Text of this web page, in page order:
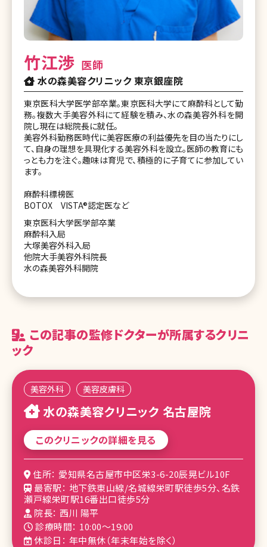
竹江渉 医師
水の森美容クリニック 東京銀座院
東京医科大学医学部卒業。東京医科大学にて麻酔科として勤
務。複数大手美容外科にて経験を積み、水の森美容外科を開
院し現在は総院長に就任。
美容外科勤務医時代に美容医療の利益優先を目の当たりにし
て、自身の理想を具現化する美容外科を設立。医師の教育にも
っとも力を注ぐ。趣味は育児で、積極的に子育てに参加してい
ます。
麻酔科標榜医
BOTOX VISTA®認定医など
東京医科大学医学部卒業
麻酔科入局
大塚美容外科入局
他院大手美容外科院長
水の森美容外科開院
この記事の監修ドクターが所属するクリニ
ック
水の森美容クリニック 名古屋院
美容外科 美容皮膚科
このクリニックの詳細を見る
住所： 愛知県名古屋市中区栄3-6-20辰晃ビル10F
最寄駅： 地下鉄東山線/名城線栄町駅徒歩5分、名鉄
瀬戸線栄町駅16番出口徒歩5分
院長： 西川 陽平
診療時間： 10:00～19:00
休診日： 年中無休（年末年始を除く）